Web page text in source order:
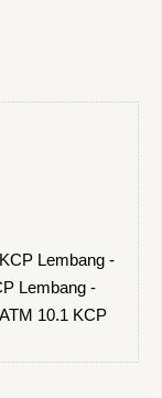
Lembang -
Lembang -
10.1 KCP